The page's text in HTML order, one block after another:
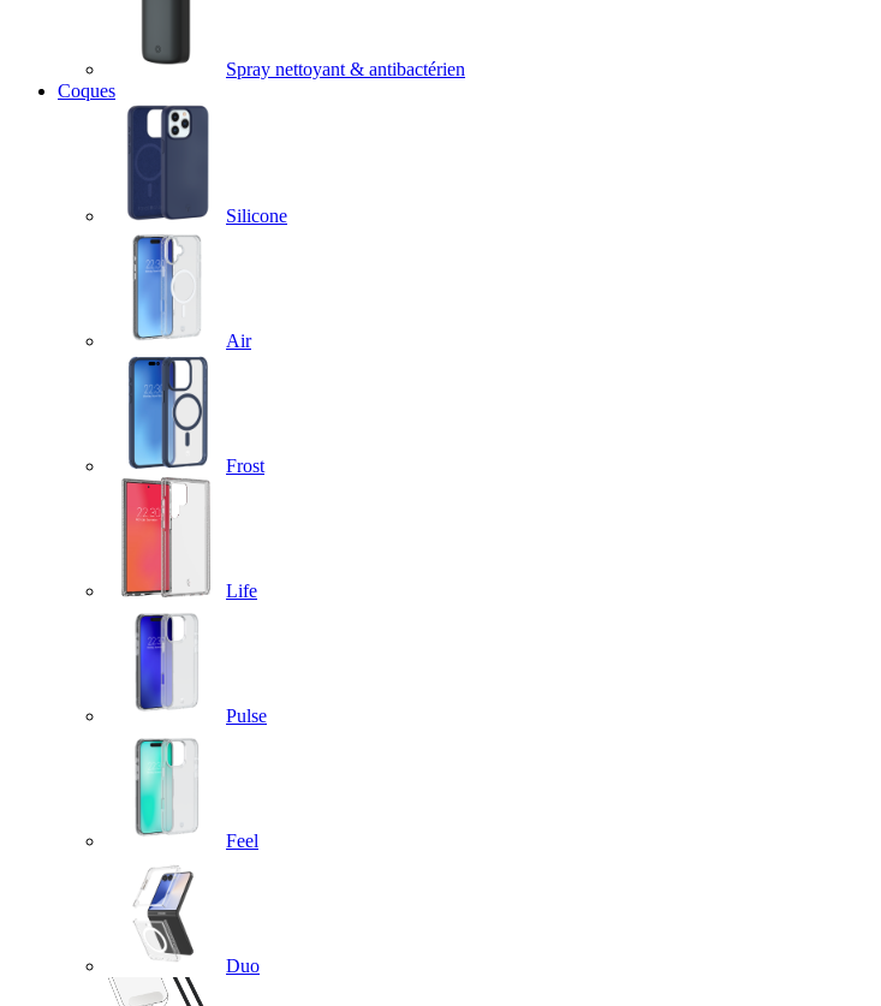
Spray nettoyant & antibactérien
Coques
Silicone
Air
Frost
Life
Pulse
Feel
Duo